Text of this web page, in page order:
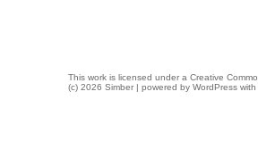
This work is licensed under a Creative
(c) 2026 Simber | powered by WordPress with